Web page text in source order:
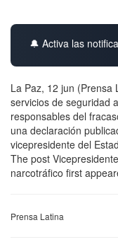
🔔 Activa las
La Paz, 12 jun (Prensa
servicios de seguridad
responsables del
una declaración
vicepresidente del
The post
narcotráfico first
Prensa Latina